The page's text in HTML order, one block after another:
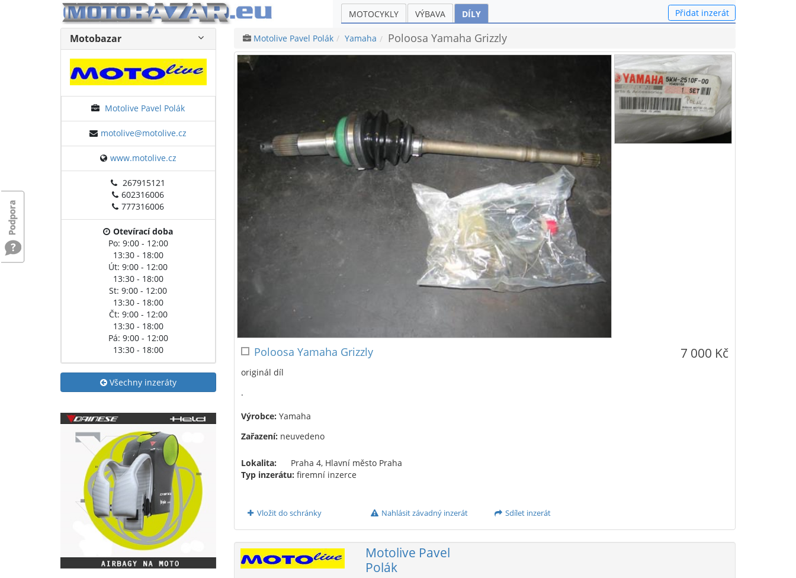
MOTOCYKLY VÝBAVA DÍLY Přidat inzerát
Motobazar
Motolive Pavel Polák
motolive@motolive.cz
www.motolive.cz
267915121
602316006
777316006
Otevírací doba
Po: 9:00 - 12:00
13:30 - 18:00
Út: 9:00 - 12:00
13:30 - 18:00
St: 9:00 - 12:00
13:30 - 18:00
Čt: 9:00 - 12:00
13:30 - 18:00
Pá: 9:00 - 12:00
13:30 - 18:00
Všechny inzeráty
Motolive Pavel Polák Yamaha Poloosa Yamaha Grizzly
7 000 Kč
Poloosa Yamaha Grizzly
originál díl
.
Výrobce: Yamaha
Zařazení: neuvedeno
Lokalita:
Praha 4, Hlavní město Praha
Typ inzerátu: firemní inzerce
Vložit do schránky Nahlásit závadný inzerát Sdílet inzerát
Motolive Pavel
Polák